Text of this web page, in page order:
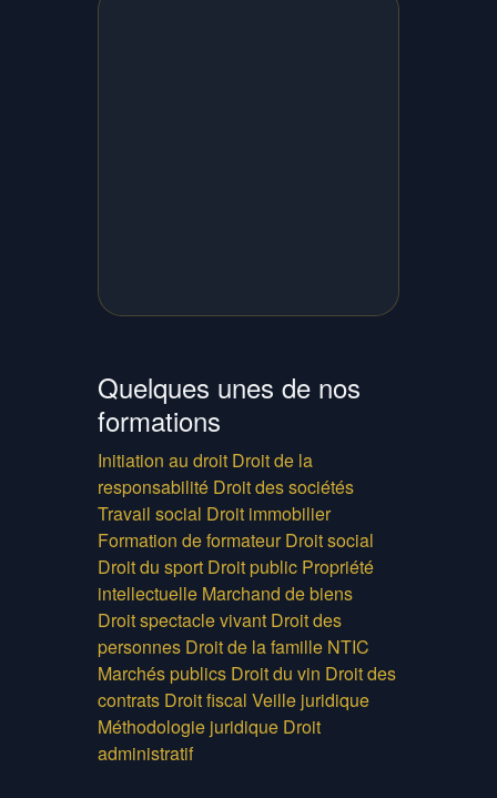
Quelques unes de nos
formations
Initiation au droit Droit de la
responsabilité Droit des sociétés
Travail social Droit immobilier
Formation de formateur Droit social
Droit du sport Droit public Propriété
intellectuelle Marchand de biens
Droit spectacle vivant Droit des
personnes Droit de la famille NTIC
Marchés publics Droit du vin Droit des
contrats Droit fiscal Veille juridique
Méthodologie juridique Droit
administratif